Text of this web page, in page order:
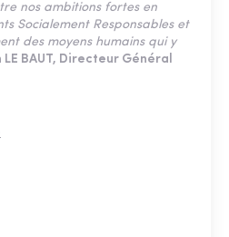
nos ambitions fortes en
Socialement Responsables et
des moyens humains qui y
LE BAUT, Directeur Général